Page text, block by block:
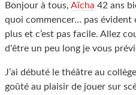
Bonjour à tous, Aïcha 42 ans
quoi commencer… pas évident
plus et c’est pas facile. Allez
d'être un peu long je vous
J’ai débuté le théâtre au
goûté au plaisir de jouer sur